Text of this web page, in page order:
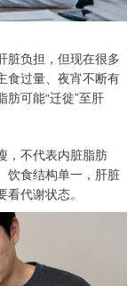
脏负担，但现在很多
食过量、夜宵不断有
可能“迁徙”至肝
，不代表内脏脂肪
饮食结构单一，肝脏
代谢状态。